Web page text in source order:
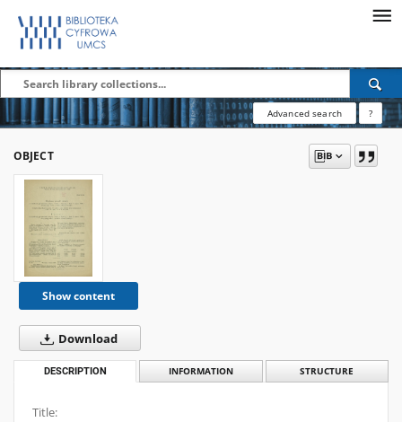
Advanced search ?
OBJECT
Show content
Download
DESCRIPTION INFORMATION STRUCTURE
Title: